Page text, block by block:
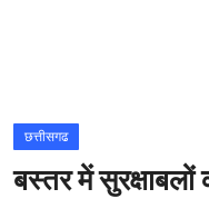
राज्य
अंतराष्ट्रीय
छत्तीसगढ
बस्तर में सुरक्षाबलों